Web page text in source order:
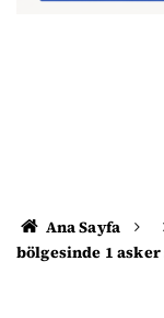
Ana Sayfa
bölgesinde 1